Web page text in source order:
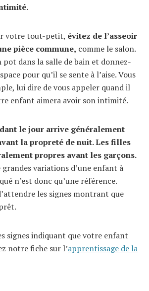
votre tout-petit, évitez de l’asseoir
pièce commune, comme le salon.
dans la salle de bain et donnez-
pour qu’il se sente à l’aise. Vous
lui dire de vous appeler quand il
enfant aimera avoir son intimité.
le jour arrive généralement
la propreté de nuit. Les filles
propres avant les garçons.
variations d’une enfant à
n’est donc qu’une référence.
les signes montrant que
signes indiquant que votre enfant
notre fiche sur l’apprentissage de la